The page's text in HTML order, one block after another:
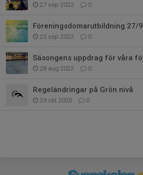
27 sep 2022 0
Föreningsdomarutbildning 27/9
25 sep 2022 0
28 aug 2022 0
Regeländringar på Grön nivå
29 okt 2020 0